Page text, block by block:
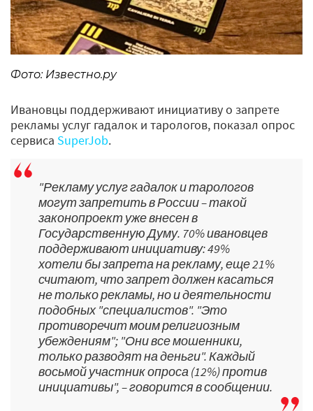
Фото: Известно.ру
Ивановцы поддерживают инициативу о запрете
рекламы услуг гадалок и тарологов, показал опрос
сервиса SuperJob.
"Рекламу услуг гадалок и тарологов
могут запретить в России – такой
законопроект уже внесен в
Государственную Думу. 70% ивановцев
поддерживают инициативу: 49%
хотели бы запрета на рекламу, еще 21%
считают, что запрет должен касаться
не только рекламы, но и деятельности
подобных "специалистов". "Это
противоречит моим религиозным
убеждениям"; "Они все мошенники,
только разводят на деньги". Каждый
восьмой участник опроса (12%) против
инициативы", – говорится в сообщении.